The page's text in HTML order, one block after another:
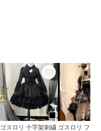
ゴスロリ 十字架刺繍 ゴスロリ フリ